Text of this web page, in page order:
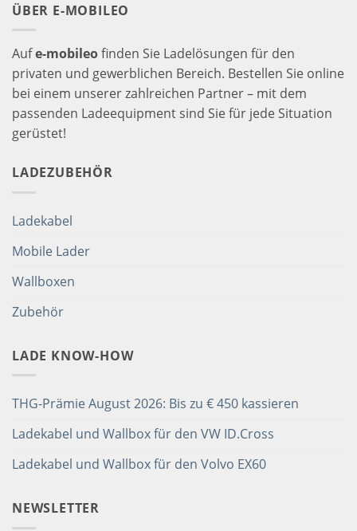
ÜBER E-MOBILEO
Aufe-mobileofinden Sie Ladelösungen für den
privaten und gewerblichen Bereich. Bestellen Sie online
bei einem unserer zahlreichen Partner – mit dem
passenden Ladeequipment sind Sie für jede Situation
gerüstet!
LADEZUBEHÖR
Ladekabel
Mobile Lader
Wallboxen
Zubehör
LADE KNOW-HOW
THG-Prämie August 2026: Bis zu € 450 kassieren
Ladekabel und Wallbox für den VW ID.Cross
Ladekabel und Wallbox für den Volvo EX60
NEWSLETTER